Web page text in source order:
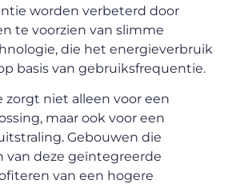
worden verbeterd door
te voorzien van slimme
die het energieverbruik
basis van gebruiksfrequentie.
zorgt niet alleen voor een
maar ook voor een
Gebouwen die
van deze geïntegreerde
van een hogere